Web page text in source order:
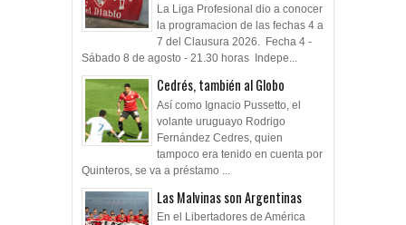
La Liga Profesional dio a conocer
la programacion de las fechas 4 a
7 del Clausura 2026. Fecha 4 -
Sábado 8 de agosto - 21.30 horas Indepe...
Cedrés, también al Globo
Así como Ignacio Pussetto, el
volante uruguayo Rodrigo
Fernández Cedres, quien
tampoco era tenido en cuenta por
Quinteros, se va a préstamo ...
Las Malvinas son Argentinas
En el Libertadores de América